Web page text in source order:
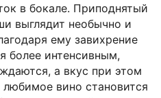
в бокале. Приподнятый
выглядит необычно и
ему завихрение
более интенсивным,
а вкус при этом
любимое вино становится